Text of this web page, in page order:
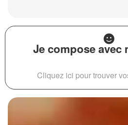
Je compose avec
Cliquez ici pour trouver